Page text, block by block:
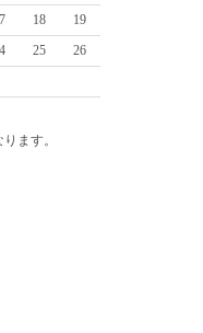
18
19
25
26
ます。